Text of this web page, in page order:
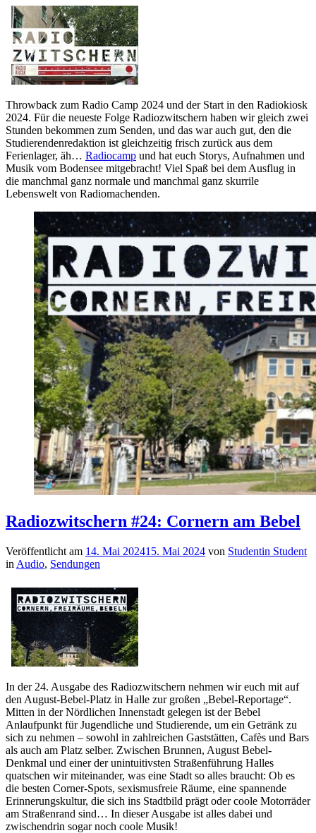
Throwback zum Radio Camp 2024 und der Start in den Radiokiosk
2024. Für die neueste Folge Radiozwitschern haben wir gleich zwei
Stunden bekommen zum Senden, und das war auch gut, den die
Studierendenredaktion ist gleichzeitig frisch zurück aus dem
Ferienlager, äh… Radiocamp und hat euch Storys, Aufnahmen und
Musik vom Bodensee mitgebracht! Viel Spaß bei dem Ausflug in
die manchmal ganz normale und manchmal ganz skurrile
Lebenswelt von Radiomachenden.
Radiozwitschern #24: Cornern am Bebel
Veröffentlicht am 14. Mai 202415. Mai 2024 von Studentin Student
in Audio, Sendungen
In der 24. Ausgabe des Radiozwitschern nehmen wir euch mit auf
den August-Bebel-Platz in Halle zur großen „Bebel-Reportage“.
Mitten in der Nördlichen Innenstadt gelegen ist der Bebel
Anlaufpunkt für Jugendliche und Studierende, um ein Getränk zu
sich zu nehmen – sowohl in zahlreichen Gaststätten, Cafès und Bars
als auch am Platz selber. Zwischen Brunnen, August Bebel-
Denkmal und einer der unintuitivsten Straßenführung Halles
quatschen wir miteinander, was eine Stadt so alles braucht: Ob es
die besten Corner-Spots, sexismusfreie Räume, eine spannende
Erinnerungskultur, die sich ins Stadtbild prägt oder coole Motorräder
am Straßenrand sind… In dieser Ausgabe ist alles dabei und
zwischendrin sogar noch coole Musik!